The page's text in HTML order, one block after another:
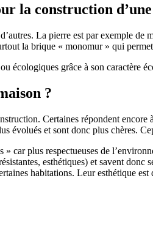
la construction
La pierre est par exemple
la brique « monomur » qui
écologiques grâce à son caractère
?
Certaines répondent
évolués et sont donc plus chères.
car plus respectueuses de
esthétiques) et savent
habitations. Leur esthétique